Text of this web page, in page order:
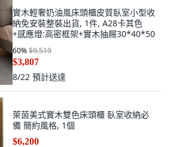
實木輕奢奶油風床頭櫃皮質臥室小型收
納免安裝整裝出貨, 1件, A28卡其色
+感應燈:高密框架+實木抽屜30*40*50
60%$9,519
$3,807
8/22 預計送達
萊茵美式實木雙色床頭櫃 臥室收納必
備 簡約風格, 1個
$6,200